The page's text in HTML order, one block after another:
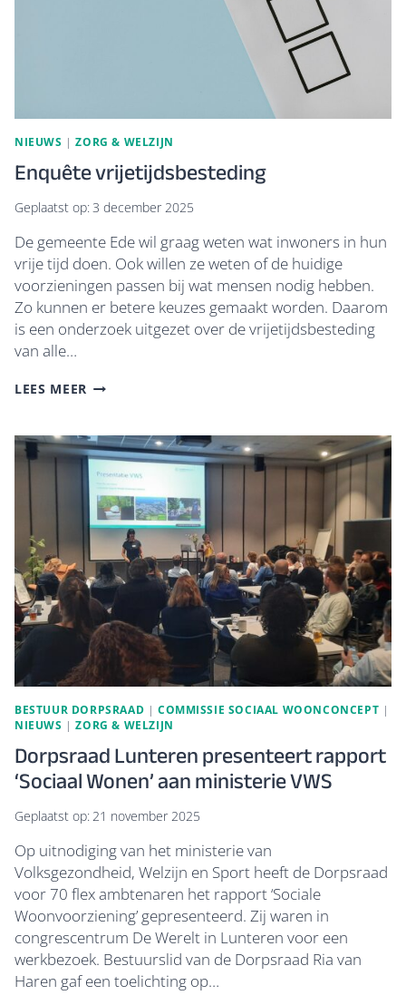
NIEUWS |ZORG & WELZIJN
Enquête vrijetijdsbesteding
Geplaatst op:3 december 2025
De gemeente Ede wil graag weten wat inwoners in hun
vrije tijd doen. Ook willen ze weten of de huidige
voorzieningen passen bij wat mensen nodig hebben.
Zo kunnen er betere keuzes gemaakt worden. Daarom
is een onderzoek uitgezet over de vrijetijdsbesteding
van alle…
LEES MEER ENQUÊTE
BESTUUR DORPSRAAD | COMMISSIE SOCIAAL WOONCONCEPT |
NIEUWS |ZORG & WELZIJN
Dorpsraad Lunteren presenteert rapport
‘Sociaal Wonen’ aan ministerie VWS
Geplaatst op: 21 november 2025
Op uitnodiging van het ministerie van
Volksgezondheid, Welzijn en Sport heeft de Dorpsraad
voor 70 flex ambtenaren het rapport ‘Sociale
Woonvoorziening’ gepresenteerd. Zij waren in
congrescentrum De Werelt in Lunteren voor een
werkbezoek. Bestuurslid van de Dorpsraad Ria van
Haren gaf een toelichting op…